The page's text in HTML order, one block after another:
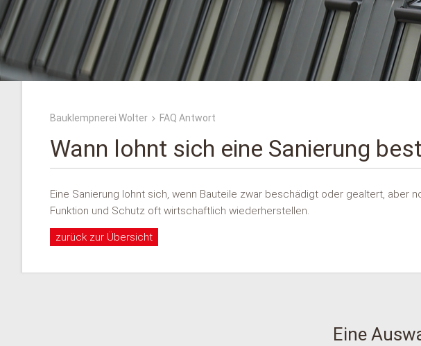
Bauklempnerei Wolter FAQ Antwort
Wann lohnt sich eine Sanierung
Eine Sanierung lohnt sich, wenn Bauteile zwar beschädigt oder gealtert, aber
Funktion und Schutz oft wirtschaftlich wiederherstellen.
zurück zur Übersicht
Eine